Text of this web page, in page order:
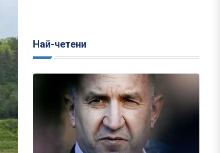
Най-четени